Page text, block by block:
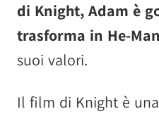
di Knight, Adam è
trasforma in He-Man
suoi valori.
Il film di Knight è